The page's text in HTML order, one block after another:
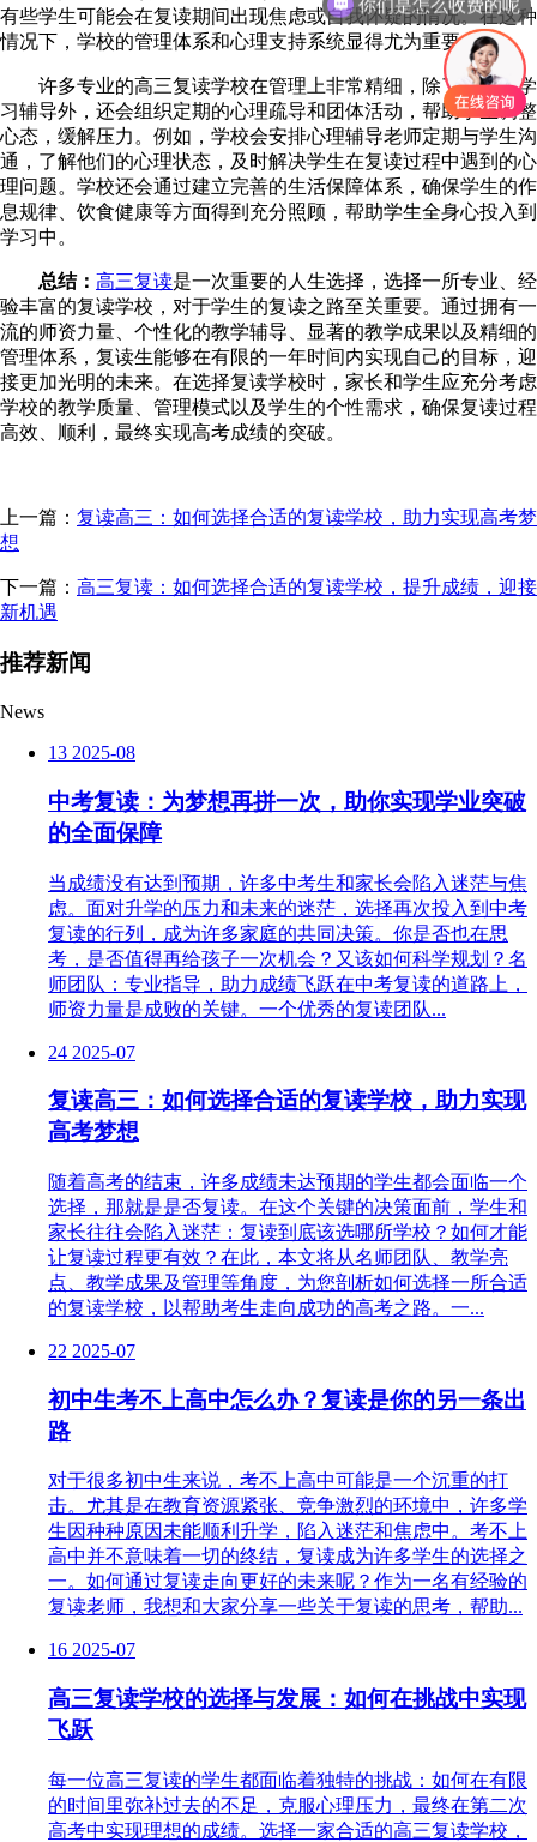
有些学生可能会在复读期间出现焦虑或自我怀疑的情况。在这种
情况下，学校的管理体系和心理支持系统显得尤为重要。
许多专业的高三复读学校在管理上非常精细，除了常规的学
习辅导外，还会组织定期的心理疏导和团体活动，帮助学生调整
心态，缓解压力。例如，学校会安排心理辅导老师定期与学生沟
通，了解他们的心理状态，及时解决学生在复读过程中遇到的心
理问题。学校还会通过建立完善的生活保障体系，确保学生的作
息规律、饮食健康等方面得到充分照顾，帮助学生全身心投入到
学习中。
总结： 高三复读是一次重要的人生选择，选择一所专业、经
验丰富的复读学校，对于学生的复读之路至关重要。通过拥有一
流的师资力量、个性化的教学辅导、显著的教学成果以及精细的
管理体系，复读生能够在有限的一年时间内实现自己的目标，迎
接更加光明的未来。在选择复读学校时，家长和学生应充分考虑
学校的教学质量、管理模式以及学生的个性需求，确保复读过程
高效、顺利，最终实现高考成绩的突破。
上一篇： 复读高三：如何选择合适的复读学校，助力实现高考梦
想
下一篇： 高三复读：如何选择合适的复读学校，提升成绩，迎接
新机遇
推荐新闻
News
13 2025-08
中考复读：为梦想再拼一次，助你实现学业突破
的全面保障
当成绩没有达到预期，许多中考生和家长会陷入迷茫与焦
虑。面对升学的压力和未来的迷茫，选择再次投入到中考
复读的行列，成为许多家庭的共同决策。你是否也在思
考，是否值得再给孩子一次机会？又该如何科学规划？名
师团队：专业指导，助力成绩飞跃在中考复读的道路上，
师资力量是成败的关键。一个优秀的复读团队...
24 2025-07
复读高三：如何选择合适的复读学校，助力实现
高考梦想
随着高考的结束，许多成绩未达预期的学生都会面临一个
选择，那就是是否复读。在这个关键的决策面前，学生和
家长往往会陷入迷茫：复读到底该选哪所学校？如何才能
让复读过程更有效？在此，本文将从名师团队、教学亮
点、教学成果及管理等角度，为您剖析如何选择一所合适
的复读学校，以帮助考生走向成功的高考之路。一...
22 2025-07
初中生考不上高中怎么办？复读是你的另一条出
路
对于很多初中生来说，考不上高中可能是一个沉重的打
击。尤其是在教育资源紧张、竞争激烈的环境中，许多学
生因种种原因未能顺利升学，陷入迷茫和焦虑中。考不上
高中并不意味着一切的终结，复读成为许多学生的选择之
一。如何通过复读走向更好的未来呢？作为一名有经验的
复读老师，我想和大家分享一些关于复读的思考，帮助...
16 2025-07
高三复读学校的选择与发展：如何在挑战中实现
飞跃
每一位高三复读的学生都面临着独特的挑战：如何在有限
的时间里弥补过去的不足，克服心理压力，最终在第二次
高考中实现理想的成绩。选择一家合适的高三复读学校，